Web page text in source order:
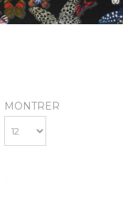
MONTRER